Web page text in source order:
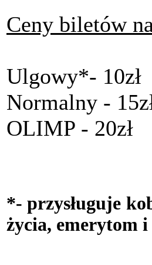
Ceny biletów
Ulgowy*- 10zł
Normalny -
OLIMP - 20zł
*- przysługuje
życia, emerytom